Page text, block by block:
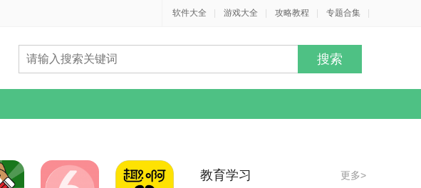
软件大全 游戏大全 攻略教程 专题合集
更多>
教育学习